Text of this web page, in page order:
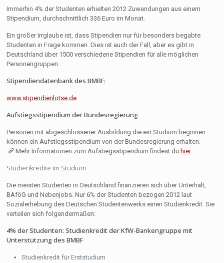
Immerhin 4% der Studenten erhielten 2012 Zuwendungen aus einem
Stipendium, durchschnittlich 336 Euro im Monat.
Ein großer Irrglaube ist, dass Stipendien nur für besonders begabte
Studenten in Frage kommen. Dies ist auch der Fall, aber es gibt in
Deutschland über 1500 verschiedene Stipendien für alle möglichen
Personengruppen.
Stipendiendatenbank des BMBF:
www.stipendienlotse.de
Aufstiegsstipendium der Bundesregierung
Personen mit abgeschlossener Ausbildung die ein Studium beginnen
können ein Aufstiegsstipendium von der Bundesregierung erhalten.
Mehr Informationen zum Aufstiegsstipendium findest du hier.
Studienkredite im Studium
Die meisten Studenten in Deutschland finanzieren sich über Unterhalt,
BAföG und Nebenjobs. Nur 6% der Studenten bezogen 2012 laut
Sozialerhebung des Deutschen Studentenwerks einen Studienkredit. Sie
verteilen sich folgendermaßen:
4% der Studenten: Studienkredit der KfW-Bankengruppe mit
Unterstützung des BMBF
Studienkredit für Erststudium